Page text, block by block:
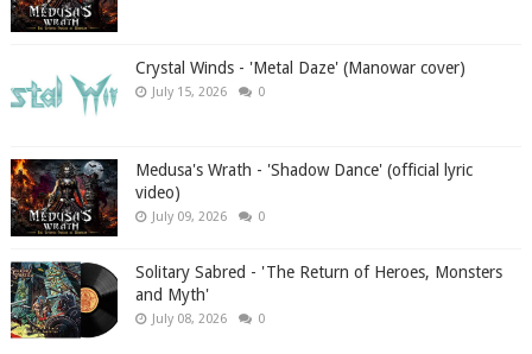
Crystal Winds - 'Metal Daze' (Manowar cover)
July 15, 2026 0
Medusa's Wrath - 'Shadow Dance' (official lyric
video)
July 09, 2026 0
Solitary Sabred - 'The Return of Heroes, Monsters
and Myth'
July 08, 2026 0